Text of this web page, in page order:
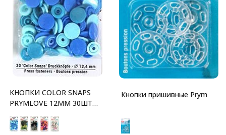
KНОПКИ COLOR SNAPS
PRYMLOVE 12ММ 30ШТ
Кнопки пришивные Prym